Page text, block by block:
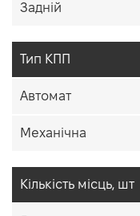
Задній
Тип КПП
Автомат
Механічна
Кiлькiсть мiсць, шт